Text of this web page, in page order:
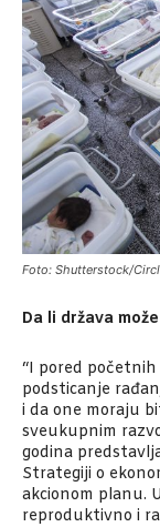
Foto: Shutterstock/
Da li država
“I pored
podsticanje
i da one moraju
sveukupnim
godina
Strategiji o
akcionom planu.
reproduktivno i